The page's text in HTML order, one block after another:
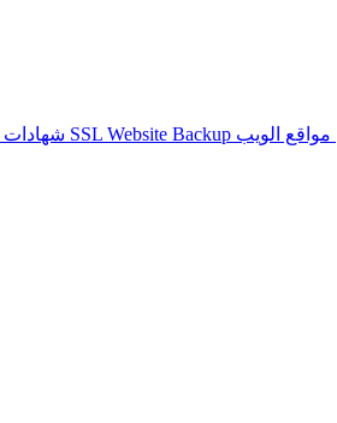
شهادات SSL Website Backup